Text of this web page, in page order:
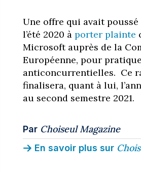
Une offre qui avait
l’été 2020 à porter plainte
Microsoft auprès de la
Européenne, pour
anticoncurrentielles. Ce
finalisera, quant à lui,
au second semestre 2021.
Par Choiseul Magazine
En savoir plus sur